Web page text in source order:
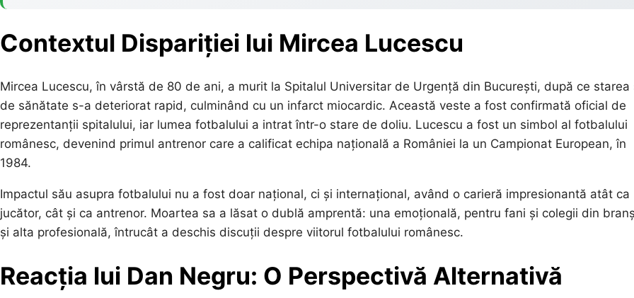
Contextul Dispariției lui Mircea Lucescu
Mircea Lucescu, în vârstă de 80 de ani, a murit la Spitalul Universitar de Urgență din București, după ce starea
de sănătate s-a deteriorat rapid, culminând cu un infarct miocardic. Această veste a fost confirmată oficial de
reprezentanții spitalului, iar lumea fotbalului a intrat într-o stare de doliu. Lucescu a fost un simbol al fotbalului
românesc, devenind primul antrenor care a calificat echipa națională a României la un Campionat European, în
1984.
Impactul său asupra fotbalului nu a fost doar național, ci și internațional, având o carieră impresionantă atât ca
jucător, cât și ca antrenor. Moartea sa a lăsat o dublă amprentă: una emoțională, pentru fani și colegii din
și alta profesională, întrucât a deschis discuții despre viitorul fotbalului românesc.
Reacția lui Dan Negru: O Perspectivă Alternativă